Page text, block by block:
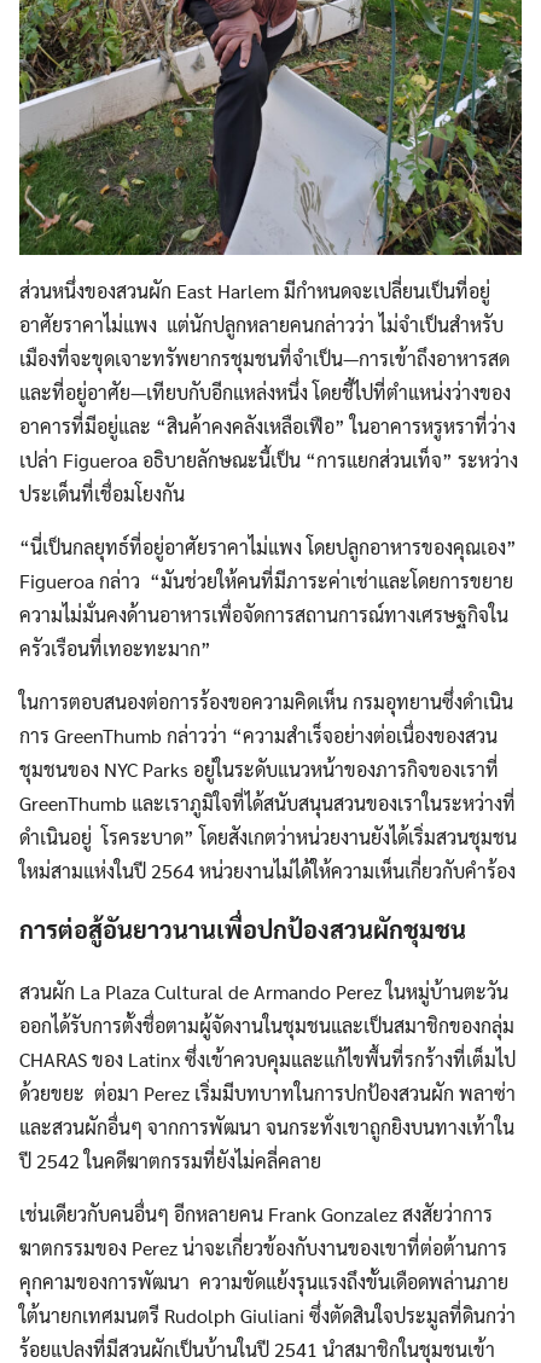
ส่วนหนึ่งของสวนผัก East Harlem มีกำหนดจะเปลี่ยนเป็นที่อยู่
อาศัยราคาไม่แพง แต่นักปลูกหลายคนกล่าวว่า ไม่จำเป็นสำหรับ
เมืองที่จะขุดเจาะทรัพยากรชุมชนที่จำเป็น—การเข้าถึงอาหารสด
และที่อยู่อาศัย—เทียบกับอีกแหล่งหนึ่ง โดยชี้ไปที่ตำแหน่งว่างของ
อาคารที่มีอยู่และ “สินค้าคงคลังเหลือเฟือ” ในอาคารหรูหราที่ว่าง
เปล่า Figueroa อธิบายลักษณะนี้เป็น “การแยกส่วนเท็จ” ระหว่าง
ประเด็นที่เชื่อมโยงกัน
“นี่เป็นกลยุทธ์ที่อยู่อาศัยราคาไม่แพง โดยปลูกอาหารของคุณเอง”
Figueroa กล่าว “มันช่วยให้คนที่มีภาระค่าเช่าและโดยการขยาย
ความไม่มั่นคงด้านอาหารเพื่อจัดการสถานการณ์ทางเศรษฐกิจใน
ครัวเรือนที่เทอะทะมาก”
ในการตอบสนองต่อการร้องขอความคิดเห็น กรมอุทยานซึ่งดำเนิน
การ GreenThumb กล่าวว่า “ความสำเร็จอย่างต่อเนื่องของสวน
ชุมชนของ NYC Parks อยู่ในระดับแนวหน้าของภารกิจของเราที่
GreenThumb และเราภูมิใจที่ได้สนับสนุนสวนของเราในระหว่างที่
ดำเนินอยู่ โรคระบาด” โดยสังเกตว่าหน่วยงานยังได้เริ่มสวนชุมชน
ใหม่สามแห่งในปี 2564 หน่วยงานไม่ได้ให้ความเห็นเกี่ยวกับคำร้อง
การต่อสู้อันยาวนานเพื่อปกป้องสวนผักชุมชน
สวนผัก La Plaza Cultural de Armando Perez ในหมู่บ้านตะวัน
ออกได้รับการตั้งชื่อตามผู้จัดงานในชุมชนและเป็นสมาชิกของกลุ่ม
CHARAS ของ Latinx ซึ่งเข้าควบคุมและแก้ไขพื้นที่รกร้างที่เต็มไป
ด้วยขยะ ต่อมา Perez เริ่มมีบทบาทในการปกป้องสวนผัก พลาซ่า
และสวนผักอื่นๆ จากการพัฒนา จนกระทั่งเขาถูกยิงบนทางเท้าใน
ปี 2542 ในคดีฆาตกรรมที่ยังไม่คลี่คลาย
เช่นเดียวกับคนอื่นๆ อีกหลายคน Frank Gonzalez สงสัยว่าการ
ฆาตกรรมของ Perez น่าจะเกี่ยวข้องกับงานของเขาที่ต่อต้านการ
คุกคามของการพัฒนา ความขัดแย้งรุนแรงถึงขั้นเดือดพล่านภาย
ใต้นายกเทศมนตรี Rudolph Giuliani ซึ่งตัดสินใจประมูลที่ดินกว่า
ร้อยแปลงที่มีสวนผักเป็นบ้านในปี 2541 นำสมาชิกในชุมชนเข้า